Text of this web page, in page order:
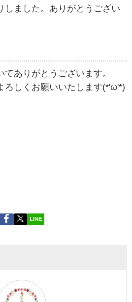
ました。ありがとうござい
ありがとうございます。
ろしくお願いいたします(*'ω'*)
LINE